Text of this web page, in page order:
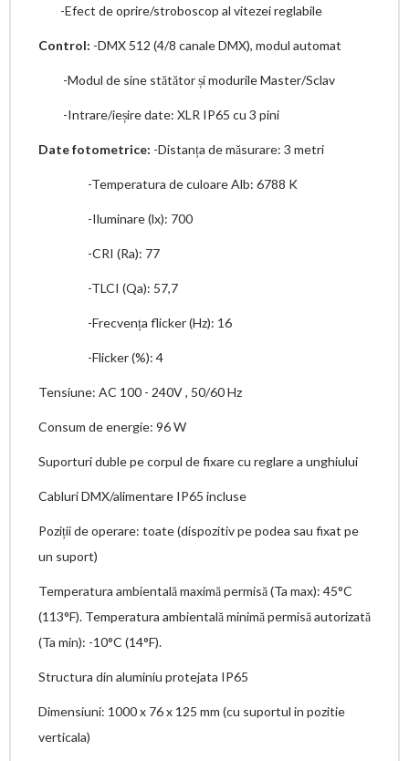
-Efect de oprire/stroboscop al vitezei reglabile
Control: -DMX 512 (4/8 canale DMX), modul automat
-Modul de sine stătător și modurile Master/Sclav
-Intrare/ieșire date: XLR IP65 cu 3 pini
Date fotometrice: -Distanța de măsurare: 3 metri
-Temperatura de culoare Alb: 6788 K
-Iluminare (lx): 700
-CRI (Ra): 77
-TLCI (Qa): 57,7
-Frecvența flicker (Hz): 16
-Flicker (%): 4
Tensiune: AC 100 - 240V , 50/60 Hz
Consum de energie: 96 W
Suporturi duble pe corpul de fixare cu reglare a unghiului
Cabluri DMX/alimentare IP65 incluse
Poziții de operare: toate (dispozitiv pe podea sau fixat pe
un suport)
Temperatura ambientală maximă permisă (Ta max): 45°C
(113°F). Temperatura ambientală minimă permisă autorizată
(Ta min): -10°C (14°F).
Structura din aluminiu protejata IP65
Dimensiuni: 1000 x 76 x 125 mm (cu suportul in pozitie
verticala)